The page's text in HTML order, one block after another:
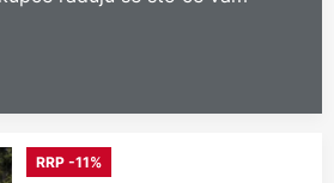
RRP -11%